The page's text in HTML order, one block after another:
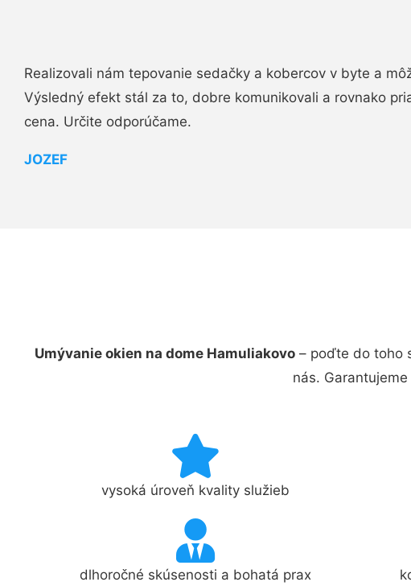
Realizovali nám tepovanie sedačky a kobercov v byte a
Výsledný efekt stál za to, dobre komunikovali a rovnako
cena. Určite odporúčame.
JOZEF
Umývanie okien na dome Hamuliakovo– poďte do toho
nás.
vysoká úroveň kvality služieb
dlhoročné skúsenosti a bohatá prax